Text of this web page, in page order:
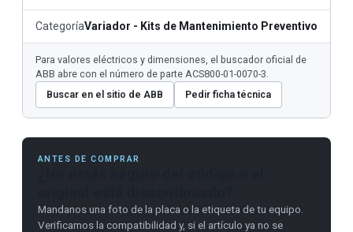
CategoríaVariador - Kits de Mantenimiento Preventivo
Para valores eléctricos y dimensiones, el buscador oficial de
ABB abre con el número de parte ACS800-01-0070-3.
Buscar en el sitio de ABB
Pedir ficha técnica
ANTES DE COMPRAR
Mandanos una foto de la placa o la etiqueta de tu equipo.
Verificamos la compatibilidad y, si el artículo ya no se